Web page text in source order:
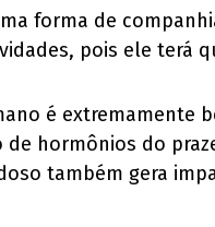
forma de
pois ele terá
é extremamente
hormônios do
também gera